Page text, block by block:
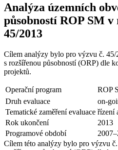
Analýza územních
působností ROP SM
45/2013
Cílem analýzy bylo pro výzvu č.
s rozšířenou působností (ORP) dle
projektů.
Operační program
ROP
Druh evaluace
on-
Tematické zaměření evaluace řízení
Rok ukončení
2013
Programové období
Cílem této analýzy bylo pro výzvu